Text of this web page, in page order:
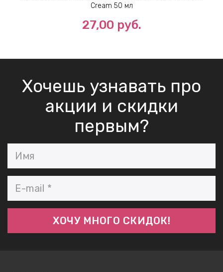
Cream 50 мл
27,00 руб.
Хочешь узнавать про
акции и скидки
первым?